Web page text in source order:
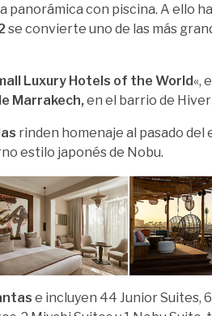
con piscina. A ello
se convierte uno de las más
Luxury Hotels of the World«,
Marrakech, en el barrio de
rinden homenaje al pasado del
estilo japonés de Nobu.
e incluyen 44 Junior Suites,